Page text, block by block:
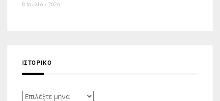
8 Ιουλίου 2026
ΙΣΤΟΡΙΚΌ
Ιστορικό